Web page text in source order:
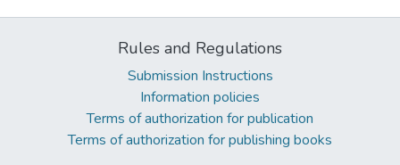
Rules and Regulations
Submission Instructions
Information policies
Terms of authorization for publication
Terms of authorization for publishing books